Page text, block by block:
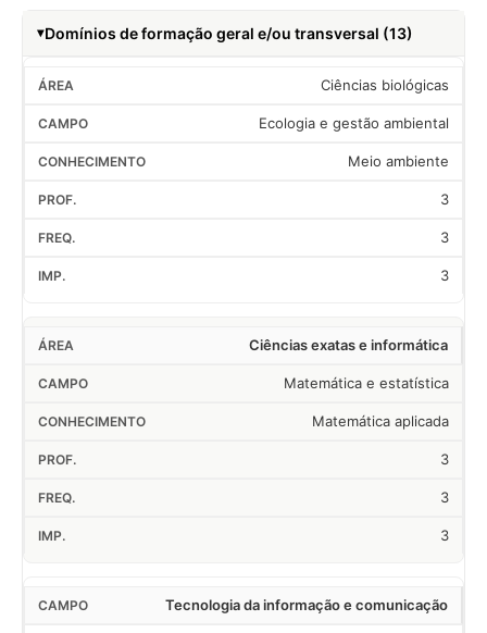
Domínios de formação geral e/ou transversal (13)
Ciências biológicas
Ecologia e gestão ambiental
Meio ambiente
3
3
3
Ciências exatas e informática
Matemática e estatística
Matemática aplicada
3
3
3
Tecnologia da informação e comunicação